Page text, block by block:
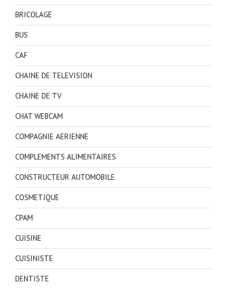
BRICOLAGE
BUS
CAF
CHAINE DE TELEVISION
CHAINE DE TV
CHAT WEBCAM
COMPAGNIE AERIENNE
COMPLEMENTS ALIMENTAIRES
CONSTRUCTEUR AUTOMOBILE
COSMETIQUE
CPAM
CUISINE
CUISINISTE
DENTISTE